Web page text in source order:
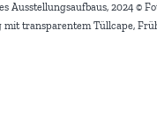
Ausstellungsaufbaus, 2024 ©
transparentem Tüllcape,